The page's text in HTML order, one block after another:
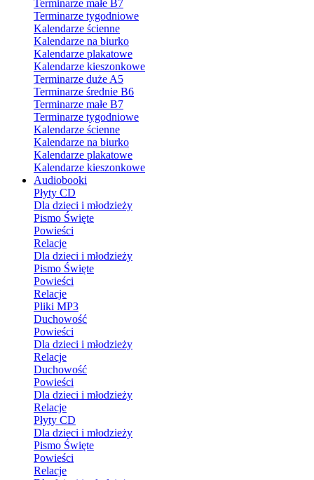
Terminarze małe B7
Terminarze tygodniowe
Kalendarze ścienne
Kalendarze na biurko
Kalendarze plakatowe
Kalendarze kieszonkowe
Terminarze duże A5
Terminarze średnie B6
Terminarze małe B7
Terminarze tygodniowe
Kalendarze ścienne
Kalendarze na biurko
Kalendarze plakatowe
Kalendarze kieszonkowe
Audiobooki
Płyty CD
Dla dzieci i młodzieży
Pismo Święte
Powieści
Relacje
Dla dzieci i młodzieży
Pismo Święte
Powieści
Relacje
Pliki MP3
Duchowość
Powieści
Dla dzieci i młodzieży
Relacje
Duchowość
Powieści
Dla dzieci i młodzieży
Relacje
Płyty CD
Dla dzieci i młodzieży
Pismo Święte
Powieści
Relacje